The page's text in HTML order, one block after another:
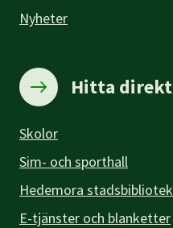
Nyheter
Hitta direkt
Skolor
Sim- och sporthall
Hedemora stadsbibliotek
E-tjänster och blanketter